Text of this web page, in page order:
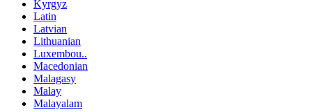
Kyrgyz
Latin
Latvian
Lithuanian
Luxembou..
Macedonian
Malagasy
Malay
Malayalam